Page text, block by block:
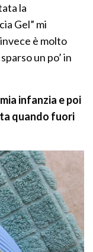
la
Gel” mi
è molto
un po’ in
infanzia e poi
quando fuori